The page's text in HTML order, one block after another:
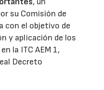
su Comisión de
con el objetivo de
y aplicación de los
la ITC AEM 1,
Decreto